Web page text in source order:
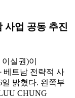
사업 공동 추진
실권)이
베트남 전략적 사
밝혔다. 왼쪽부
CHUNG